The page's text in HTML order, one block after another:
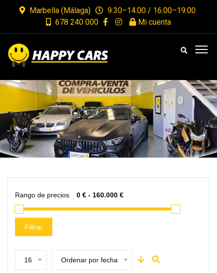
Marbella (Málaga)
9:30–14:00 / 16:00–19:00
678 240 000
Mi cuenta
Rango de precios
Filtrar
16 Ordenar por fecha